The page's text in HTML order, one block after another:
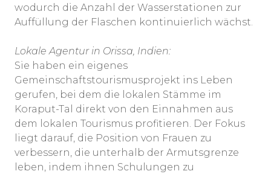
wodurch die Anzahl der Wasserstationen zur
Auffüllung der Flaschen kontinuierlich wächst.
Lokale Agentur in Orissa, Indien:
Sie haben ein eigenes
Gemeinschaftstourismusprojekt ins Leben
gerufen, bei dem die lokalen Stämme im
Koraput-Tal direkt von den Einnahmen aus
dem lokalen Tourismus profitieren. Der Fokus
liegt darauf, die Position von Frauen zu
verbessern, die unterhalb der Armutsgrenze
leben, indem ihnen Schulungen zu